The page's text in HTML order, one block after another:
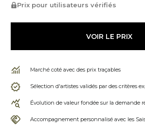
Prix pour utilisateurs vérifiés
VOIR LE PRIX
Marché coté avec des prix traçables
Sélection d'artistes validés par des critères
Évolution de valeur fondée sur la demande
Accompagnement personnalisé avec les